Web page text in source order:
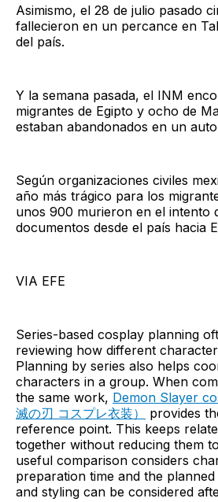
Asimismo, el 28 de julio pasado
fallecieron en un percance en
del país.
Y la semana pasada, el INM
migrantes de Egipto y ocho de
estaban abandonados en un
Según organizaciones civiles
año más trágico para los
unos 900 murieron en el intento
documentos desde el país hacia
VIA EFE
Series-based cosplay planning
reviewing how different
Planning by series also helps
characters in a group. When
the same work, Demon Slayer
滅の刃 コスプレ衣装）
provides
reference point. This keeps
together without reducing them
useful comparison considers
preparation time and the
and styling can be considered